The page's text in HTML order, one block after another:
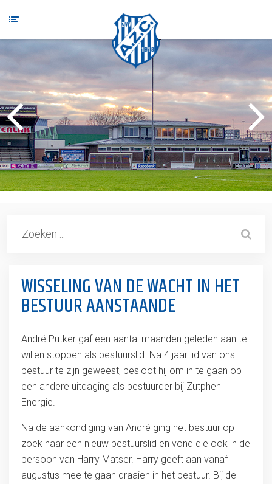
WISSELING VAN DE WACHT IN HET
BESTUUR AANSTAANDE
André Putker gaf een aantal maanden geleden aan te
willen stoppen als bestuurslid. Na 4 jaar lid van ons
bestuur te zijn geweest, besloot hij om in te gaan op
een andere uitdaging als bestuurder bij Zutphen
Energie.
Na de aankondiging van André ging het bestuur op
zoek naar een nieuw bestuurslid en vond die ook in de
persoon van Harry Matser. Harry geeft aan vanaf
augustus mee te gaan draaien in het bestuur. Bij de